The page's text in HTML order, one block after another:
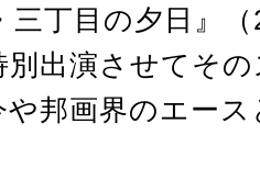
三丁目の夕日』
出演させてそ
や邦画界のエー